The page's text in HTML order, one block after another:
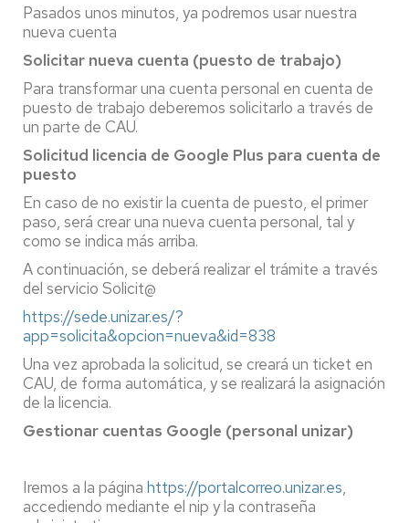
Pasados unos minutos, ya podremos usar nuestra
nueva cuenta
Solicitar nueva cuenta (puesto de trabajo)
Para transformar una cuenta personal en cuenta de
puesto de trabajo deberemos solicitarlo a través de
un parte de CAU.
Solicitud licencia de Google Plus para cuenta de
puesto
En caso de no existir la cuenta de puesto, el primer
paso, será crear una nueva cuenta personal, tal y
como se indica más arriba.
A continuación, se deberá realizar el trámite a través
del servicio Solicit@
https://sede.unizar.es/?
app=solicita&opcion=nueva&id=838
Una vez aprobada la solicitud, se creará un ticket en
CAU, de forma automática, y se realizará la asignación
de la licencia.
Gestionar cuentas Google (personal unizar)
Iremos a la página https://portalcorreo.unizar.es,
accediendo mediante el nip y la contraseña